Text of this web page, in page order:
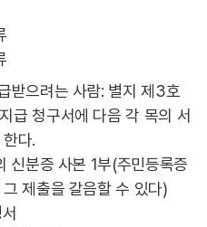
받으려는 사람: 별지 제3호
급 청구서에 다음 각 목의 서
다.
신분증 사본 1부(주민등록증
제출을 갈음할 수 있다)